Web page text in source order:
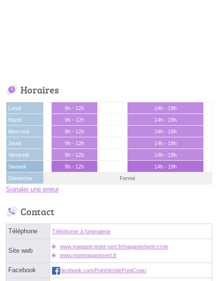
Horaires
Lundi 9h - 12h
14h - 19h
Mardi
9h - 12h
14h - 19h
Mercredi
9h - 12h
14h - 19h
Jeudi
9h - 12h
14h - 19h
Vendredi
9h - 12h
14h - 19h
Samedi
9h - 12h
14h - 19h
Dimanche
Fermé
Signaler une erreur
Contact
Téléphone Téléphoner à l'animalerie
Site web
www.magasin-point-vert.fr/magasin/pont-croix
www.monmagasinvert.fr
Facebook facebook.com/PointVertdePontCroix/